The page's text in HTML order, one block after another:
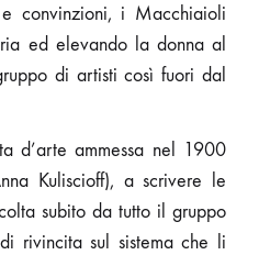
convinzioni, i Macchiaioli
ed elevando la donna al
di artisti così fuori dal
d’arte ammessa nel 1900
Kuliscioff), a scrivere le
subito da tutto il gruppo
rivincita sul sistema che li